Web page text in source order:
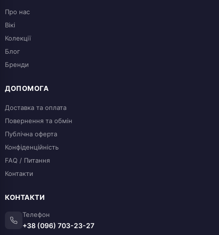
Про нас
Вікі
Колекції
Блог
Бренди
ДОПОМОГА
Доставка та оплата
Повернення та обмін
Публічна оферта
Конфіденційність
FAQ / Питання
Контакти
КОНТАКТИ
Телефон
+38 (096) 703-23-27